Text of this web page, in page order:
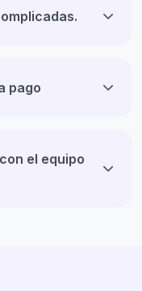
pago
el equipo